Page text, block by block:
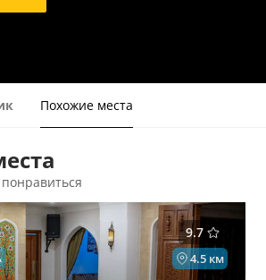
Похожие места
9.7
4.5 км